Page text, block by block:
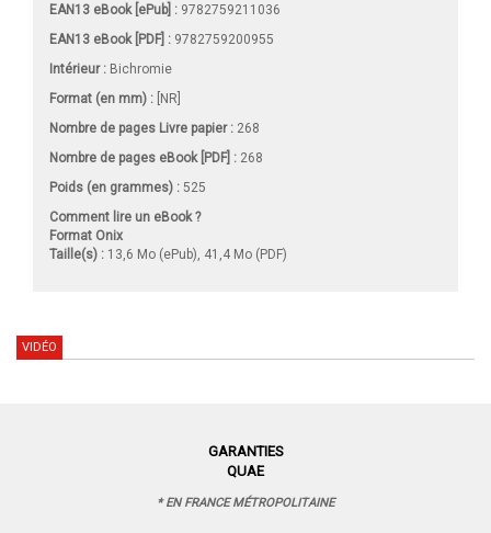
EAN13 eBook [ePub] : 9782759211036
EAN13 eBook [PDF] : 9782759200955
Intérieur : Bichromie
Format (en mm) : [NR]
Nombre de pages Livre papier: 268
Nombre de pages eBook [PDF] : 268
Poids (en grammes) : 525
Comment lire un eBook ?
Format Onix
Taille(s) : 13,6 Mo (ePub), 41,4 Mo (PDF)
VIDÉO
GARANTIES
QUAE
* EN FRANCE MÉTROPOLITAINE